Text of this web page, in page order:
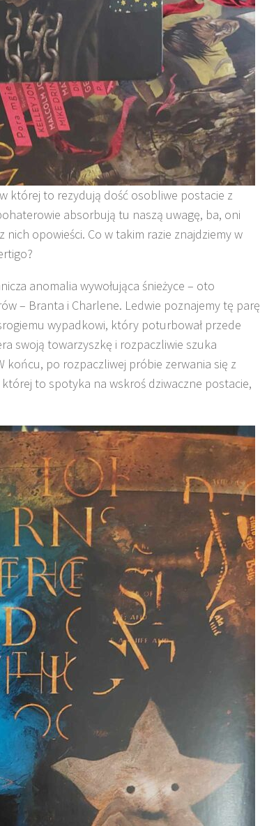
której to rezydują dość osobliwe postacie z
absorbują tu naszą uwagę, ba, oni
opowieści. Co w takim razie znajdziemy w
anomalia wywołująca śnieżyce – oto
– Branta i Charlene. Ledwie poznajemy tę parę
wypadkowi, który poturbował przede
swoją towarzyszkę i rozpaczliwie szuka
końcu, po rozpaczliwej próbie zerwania się z
to spotyka na wskroś dziwaczne postacie,